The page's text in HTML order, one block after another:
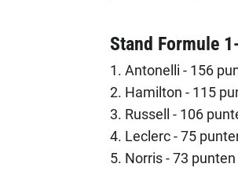
Stand Formule
1. Antonelli - 156
2. Hamilton - 115
3. Russell - 106
4. Leclerc - 75
5. Norris - 73 punten